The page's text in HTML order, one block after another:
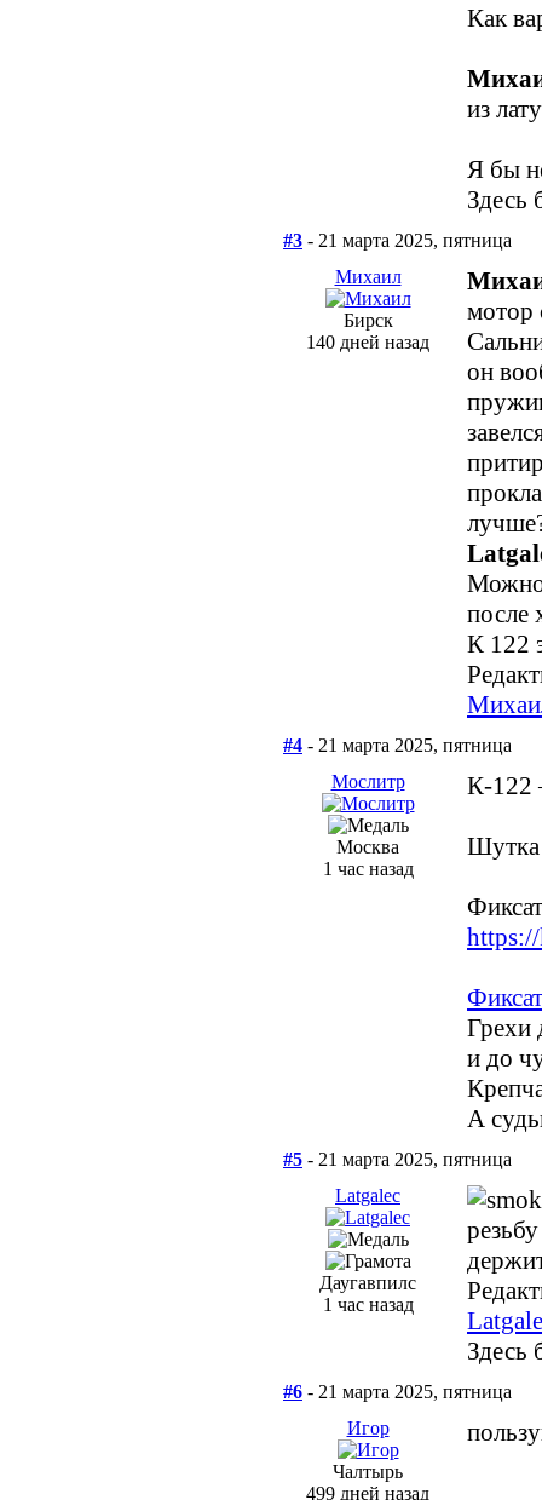
Как
из
Я бы
Здесь
#3 - 21 марта 2025, пятница
Михаил
Бирск
140 дней назад
мотор
он
Можно
после
К 122
#4 - 21 марта 2025, пятница
Мослитр
Москва
1 час назад
К-122
Шутка
Грехи
и до
А
#5 - 21 марта 2025, пятница
Latgalec
Даугавпилс
1 час назад
Здесь
#6 - 21 марта 2025, пятница
Игор
Чалтырь
499 дней назад